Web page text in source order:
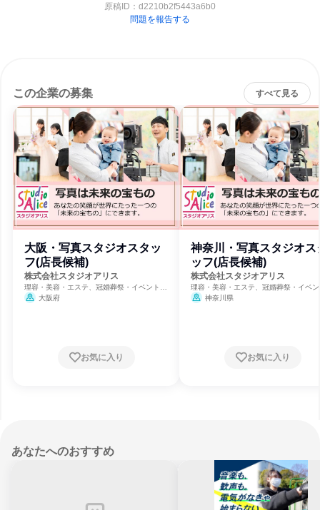
原稿ID： d2210b2f5443a6b0
問題を報告する
この企業の募集 すべて見る
大阪・写真スタジオスタッ
フ(店長候補)
株式会社スタジオアリス
理容・美容・エステ、冠婚葬祭・イベント、
保育・幼児教育
大阪府
お気に入り
神奈川・写真スタジオス
ッフ(店長候補)
株式会社スタジオアリス
理容・美容・エステ、冠婚葬祭・イベ
保育・幼児教育
神奈川県
お気に入り
あなたへのおすすめ